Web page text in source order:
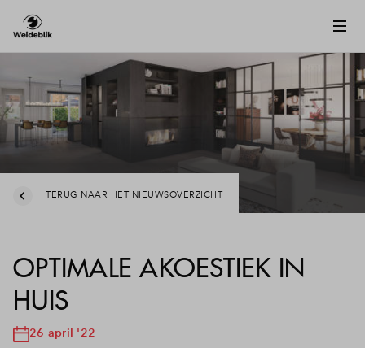
TERUG NAAR HET NIEUWSOVERZICHT
OPTIMALE AKOESTIEK IN
HUIS
26 april '22